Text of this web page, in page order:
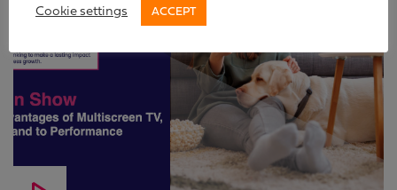
Cookie settings ACCEPT